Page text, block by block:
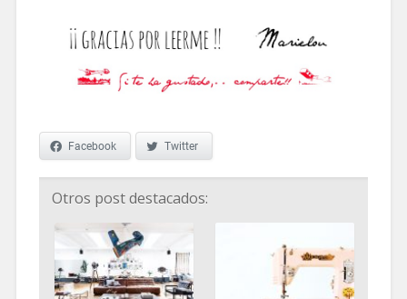
Facebook Twitter
Otros post destacados: